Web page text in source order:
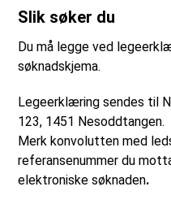
Slik søker du
Du må legge ved
søknadskjema.
Legeerklæring sendes til
123, 1451 Nesoddtangen.
Merk konvolutten med
referansenummer du
elektroniske søknaden.